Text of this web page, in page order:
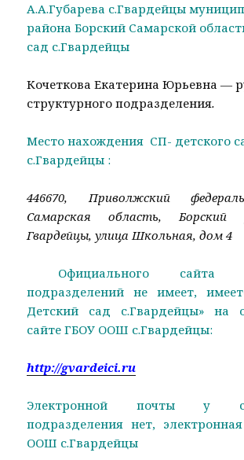
А.А.Губарева с.Гвардейцы
района Борский Самарской
сад с.Гвардейцы
Кочеткова Екатерина Юрьевна —
структурного подразделения.
Место нахождения СП- детского
с.Гвардейцы :
446670, Приволжский
Самарская область, Борский
Гвардейцы, улица Школьная, дом 4
Официального сайта
подразделений не имеет,
Детский сад с.Гвардейцы» на
сайте ГБОУ ООШ с.Гвардейцы:
http://gvardeici.ru
Электронной почты у
подразделения нет,
ООШ с.Гвардейцы